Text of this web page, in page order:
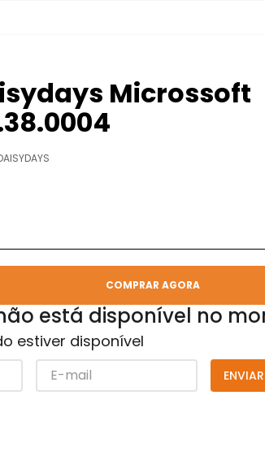
Microssoft
COMPRAR AGORA
está disponível no
estiver disponível
ENVIAR